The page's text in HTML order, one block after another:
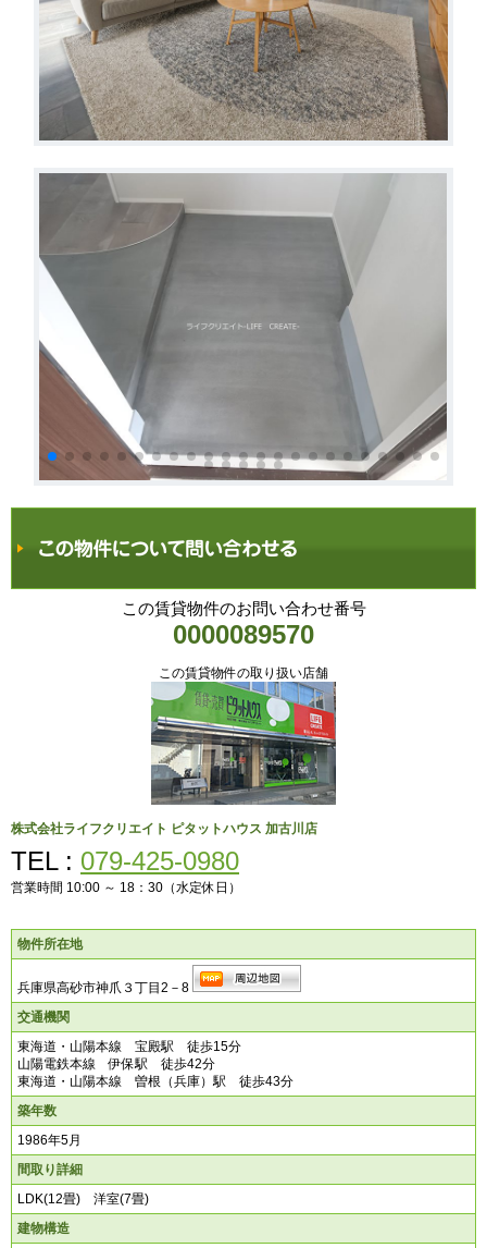
この賃貸物件のお問い合わせ番号
0000089570
この賃貸物件の取り扱い店舗
株式会社ライフクリエイト ピタットハウス 加古川店
TEL : 079-425-0980
営業時間 10:00 ～ 18：30（水定休日）
物件所在地
兵庫県高砂市神爪３丁目2－8
交通機関
東海道・山陽本線 宝殿駅 徒歩15分
山陽電鉄本線 伊保駅 徒歩42分
東海道・山陽本線 曽根（兵庫）駅 徒歩43分
築年数
1986年5月
間取り詳細
LDK(12畳) 洋室(7畳)
建物構造